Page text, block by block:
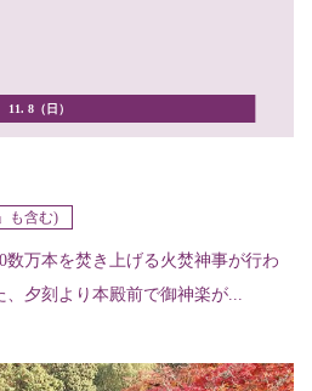
11. 8（日）
も含む)
万本を焚き上げる火焚神事が行わ
夕刻より本殿前で御神楽が...